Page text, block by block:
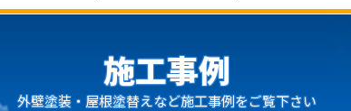
施工事例
外壁塗装・屋根塗替えなど施工事例をご覧下さい